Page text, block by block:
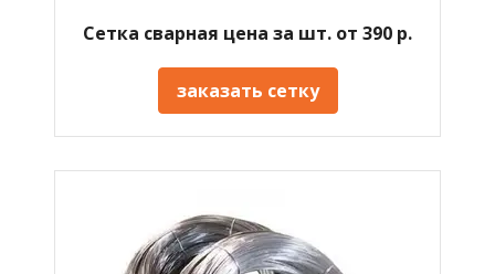
Сетка сварная цена за шт. от 390 р.
заказать сетку